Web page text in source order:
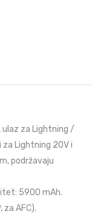
ulaz za Lightning /
za Lightning 20V i
podržavaju
5900 mAh.
za AFC).